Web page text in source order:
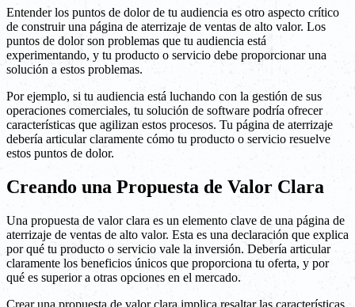
Entender los puntos de dolor de tu audiencia es otro aspecto crítico
de construir una página de aterrizaje de ventas de alto valor. Los
puntos de dolor son problemas que tu audiencia está
experimentando, y tu producto o servicio debe proporcionar una
solución a estos problemas.
Por ejemplo, si tu audiencia está luchando con la gestión de sus
operaciones comerciales, tu solución de software podría ofrecer
características que agilizan estos procesos. Tu página de aterrizaje
debería articular claramente cómo tu producto o servicio resuelve
estos puntos de dolor.
Creando una Propuesta de Valor Clara
Una propuesta de valor clara es un elemento clave de una página de
aterrizaje de ventas de alto valor. Esta es una declaración que explica
por qué tu producto o servicio vale la inversión. Debería articular
claramente los beneficios únicos que proporciona tu oferta, y por
qué es superior a otras opciones en el mercado.
Crear una propuesta de valor clara implica resaltar las características